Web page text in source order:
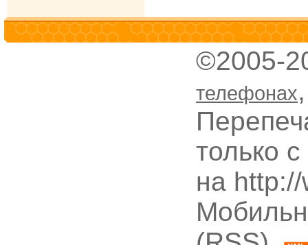
©2005-
телефонах
только
на